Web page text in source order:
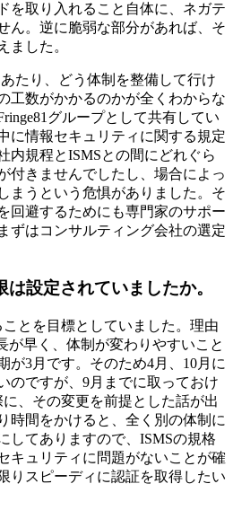
を取り入れること自体に、ネガテ
ん。逆に脆弱な部分があれば、そ
ました。
たり、どう体制を整備して行け
工数がかかるのかが全くわからな
グループとして共有してい
に情報セキュリティに関する規定
内規程とISMSとの間にどれぐら
付きませんでしたし、場合によっ
まうという危惧がありました。そ
回避するためにも専門家のサポー
ずはコンサルティング会社の選定
設定されていましたか。
とを目標としていました。理由
が早く、体制が変わりやすいこと
が3月です。そのため4月、10月に
のですが、9月までに取っておけ
、その変更を前提とした話が出
時間をかけると、全く別の体制に
してありますので、ISMSの規格
キュリティに問題がないことが確
りスピーディに認証を取得したい